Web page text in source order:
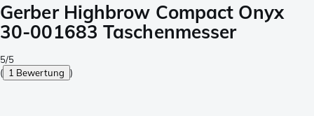
Gerber Highbrow Compact Onyx
30-001683 Taschenmesser
5/5
( 1 Bewertung )